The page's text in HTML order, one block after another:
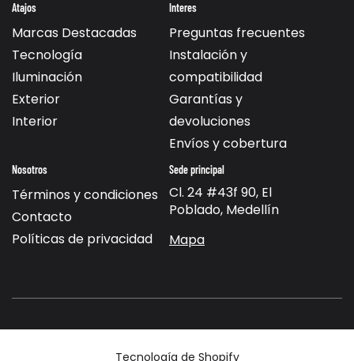
Atajos
Marcas Destacadas
Tecnología
Iluminación
Exterior
Interior
Interes
Preguntas frecuentes
Instalación y
compatibilidad
Garantías y
devoluciones
Envíos y cobertura
Nosotros
Términos y condiciones
Contacto
Políticas de privacidad
Sede principal
Cl. 24 #43f 90, El
Poblado, Medellín
Mapa
Tecnología de Shopify